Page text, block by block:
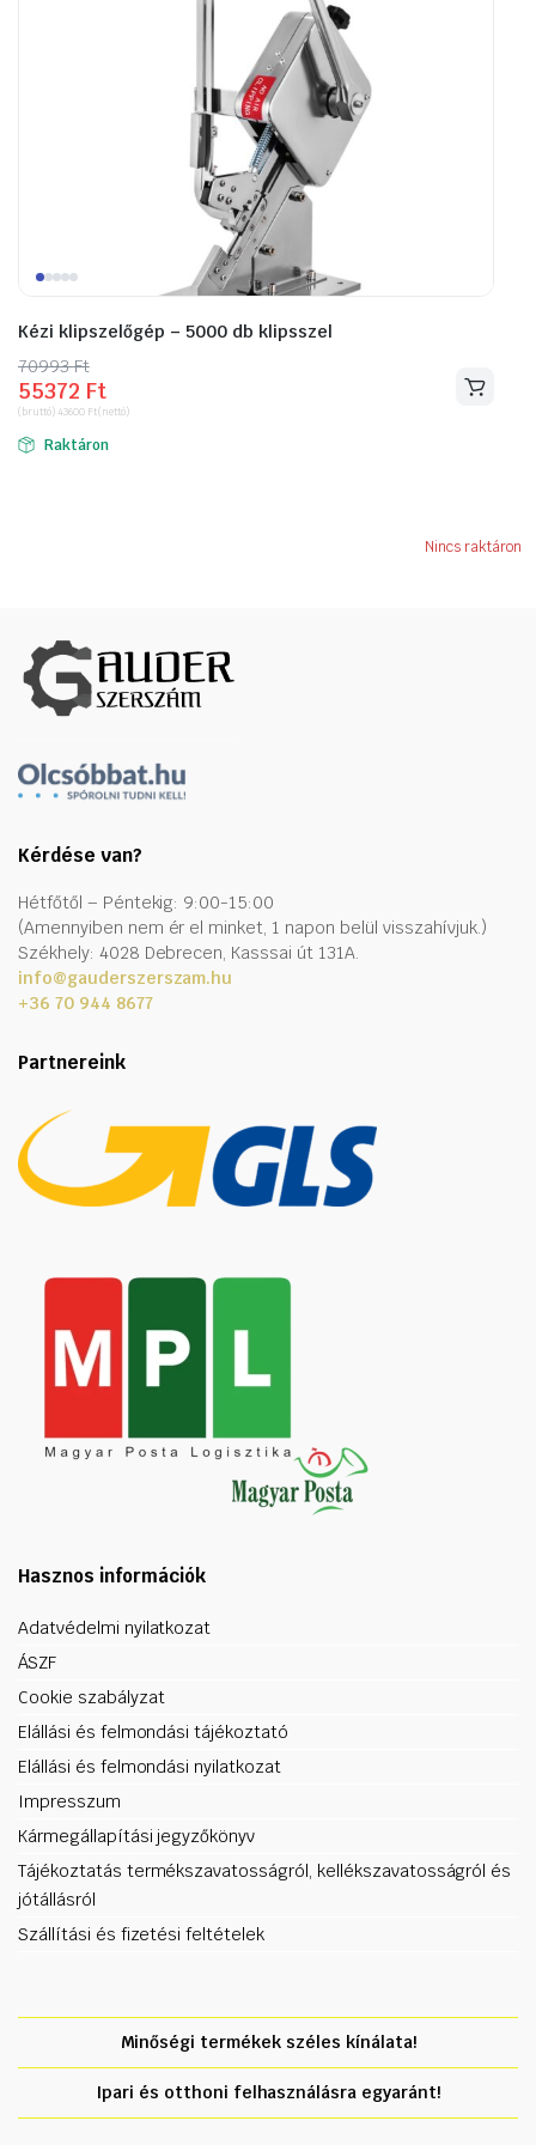
Kézi klipszelőgép – 5000 db klipsszel
70993Ft
Original
price
was:
70993 Ft.
55372 Ft
Current
price
is:
55372 Ft.
(bruttó) 43600 Ft(nettó)
Raktáron
Nincs raktáron
Kérdése van?
Hétfőtől – Péntekig: 9:00-15:00
(Amennyiben nem ér el minket, 1 napon belül visszahívjuk.)
Székhely: 4028 Debrecen, Kasssai út 131A.
info@gauderszerszam.hu
+36 70 944 8677
Partnereink
Hasznos információk
Adatvédelmi nyilatkozat
ÁSZF
Cookie szabályzat
Elállási és felmondási tájékoztató
Elállási és felmondási nyilatkozat
Impresszum
Kármegállapítási jegyzőkönyv
Tájékoztatás termékszavatosságról, kellékszavatosságról és
jótállásról
Szállítási és fizetési feltételek
Minőségi termékek széles kínálata!
Ipari és otthoni felhasználásra egyaránt!